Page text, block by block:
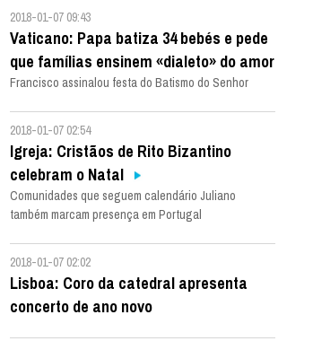
2018-01-07 09:43
Vaticano: Papa batiza 34 bebés e pede
que famílias ensinem «dialeto» do amor
Francisco assinalou festa do Batismo do Senhor
2018-01-07 02:54
Igreja: Cristãos de Rito Bizantino
celebram o Natal
Comunidades que seguem calendário Juliano
também marcam presença em Portugal
2018-01-07 02:02
Lisboa: Coro da catedral apresenta
concerto de ano novo